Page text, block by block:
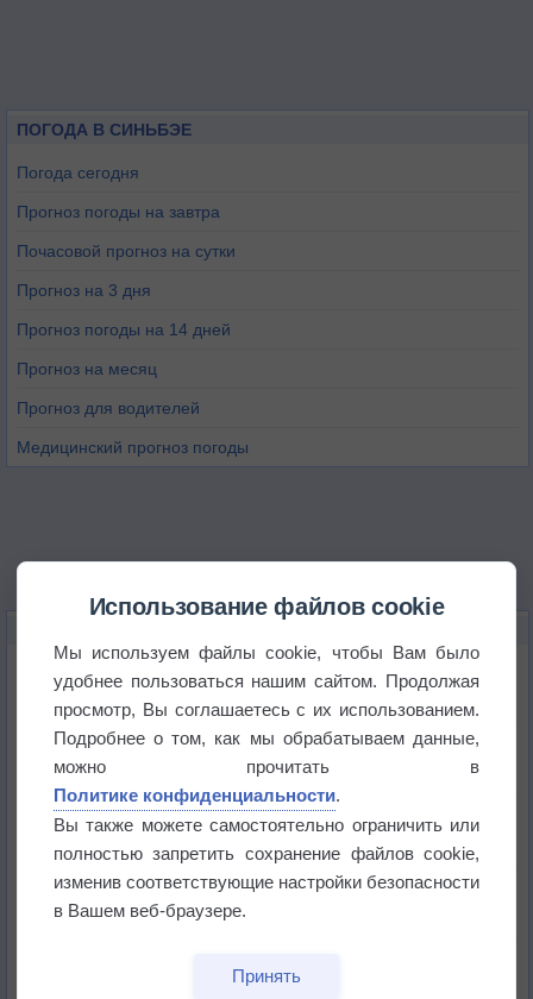
ПОГОДА В СИНЬБЭЕ
Погода сегодня
Прогноз погоды на завтра
Почасовой прогноз на сутки
Прогноз на 3 дня
Прогноз погоды на 14 дней
Прогноз на месяц
Прогноз для водителей
Медицинский прогноз погоды
Космическая погода влияет на транспорт
Приложение построит маршрут через тень
Атмосфера начала замерзать
В Приморье обнаружены морские волны тепла
Использование файлов cookie
Мы используем файлы cookie, чтобы Вам было
удобнее пользоваться нашим сайтом. Продолжая
просмотр, Вы соглашаетесь с их использованием.
Подробнее о том, как мы обрабатываем данные,
можно прочитать в
Политике конфиденциальности.
Вы также можете самостоятельно ограничить или
полностью запретить сохранение файлов cookie,
изменив соответствующие настройки безопасности
в Вашем веб-браузере.
Принять